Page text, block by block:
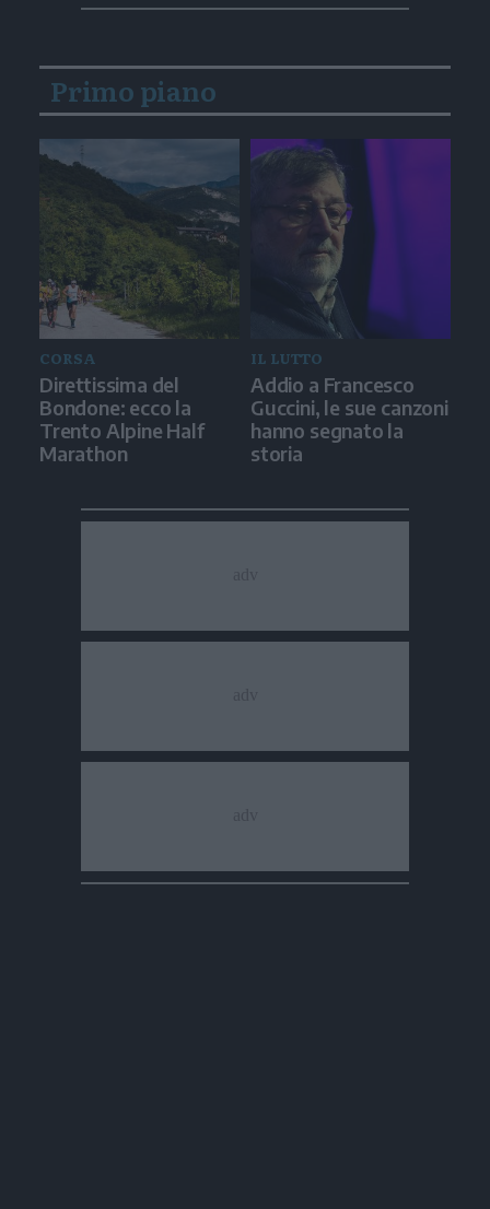
Primo piano
CORSA
Direttissima del
Bondone: ecco la
Trento Alpine Half
Marathon
IL LUTTO
Addio a Francesco
Guccini, le sue canzoni
hanno segnato la
storia